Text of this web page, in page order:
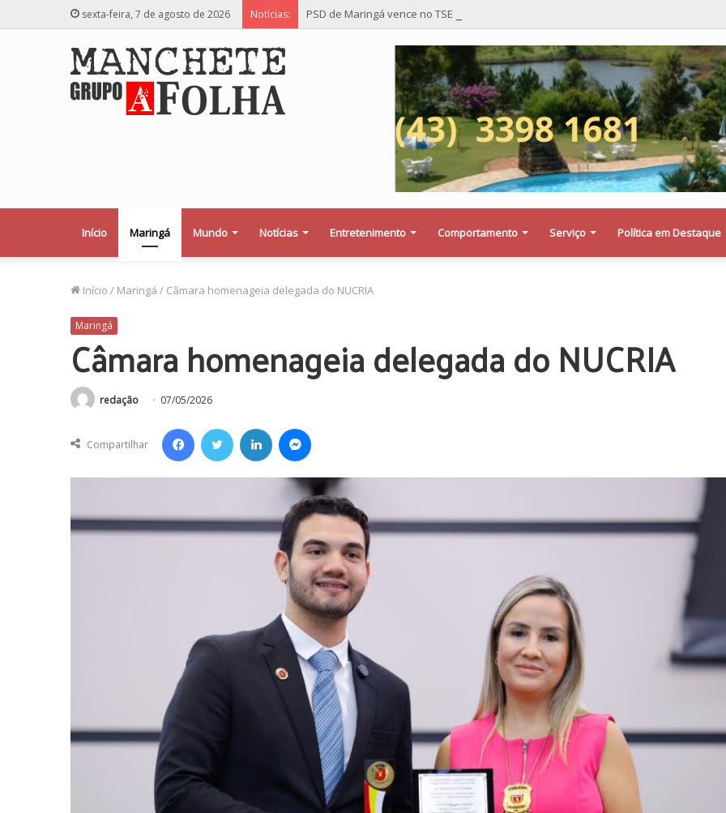
sexta-feira, 7 de agosto de 2026 Notícias: PSD de Maringá vence no TSE e afasta risco de mudança nas cadeiras da Câmara
Início Maringá Mundo Notícias Entretenimento Comportamento Serviço Política em Destaque
Início / Maringá / Câmara homenageia delegada do NUCRIA
Maringá
Câmara homenageia delegada do NUCRIA
redação 07/05/2026
Compartilhar